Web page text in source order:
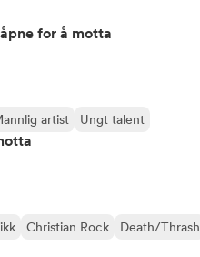
for å motta
artist Ungt talent
Christian Rock Death/Thrash